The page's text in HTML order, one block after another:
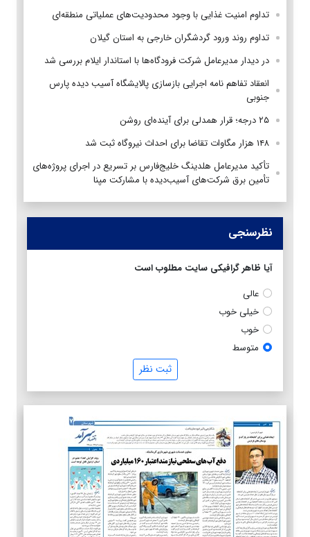
تداوم امنیت غذایی با وجود محدودیت‌های عملیاتی منطقه‌ای
تداوم روند ورود گردشگران خارجی به استان گیلان
در دیدار مدیرعامل شرکت فرودگاه‌ها با استاندار ایلام بررسی شد
انعقاد تفاهم نامه اجرایی بازسازی پالایشگاه آسیب دیده پارس
جنوبی
۲۵ درجه؛ قرار همدلی برای آینده‌ای روشن
۱۴۸ هزار مگاوات تقاضا برای احداث نیروگاه ثبت شد
تأکید مدیرعامل هلدینگ خلیج‌فارس بر تسریع در اجرای پروژه‌های
تأمین برق شرکت‌های آسیب‌دیده با مشارکت مپنا
نظرسنجی
آیا ظاهر گرافیکی سایت مطلوب است
عالی
خیلی خوب
خوب
متوسط
ثبت نظر